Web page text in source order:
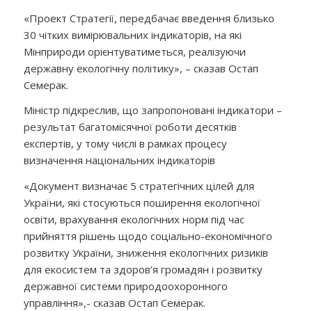
«Проект Стратегії, передбачає введення близько
30 чітких вимірювальних індикаторів, на які
Мінприроди орієнтуватиметься, реалізуючи
державну екологічну політику», – сказав Остап
Семерак.
Міністр підкреслив, що запропоновані індикатори –
результат багатомісячної роботи десятків
експертів, у тому числі в рамках процесу
визначення національних індикаторів
«Документ визначає 5 стратегічних цілей для
України, які стосуються поширення екологічної
освіти, врахування екологічних норм під час
прийняття рішень щодо соціально-економічного
розвитку України, зниження екологічних ризиків
для екосистем та здоров’я громадян і розвитку
державної системи природоохоронного
управління»,- сказав Остап Семерак.